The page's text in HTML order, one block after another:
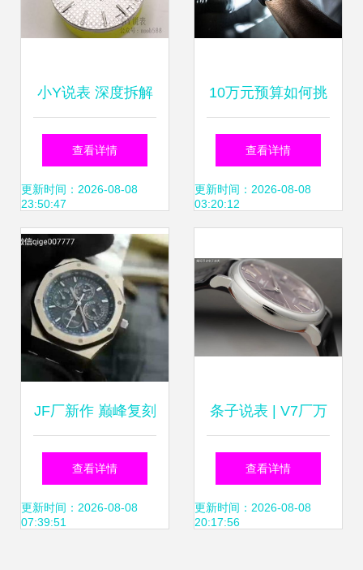
小Y说表 深度拆解
JF厂高仿爱彼皇家
橡树15400，兼谈
专业钟表寄卖服务
查看详情
更新时间：2026-08-08
23:50:47
10万元预算如何挑
选独立制表？新势
力品牌与钟表寄卖
查看详情
更新时间：2026-08-08
03:20:12
JF厂新作 巅峰复刻
AP皇家橡树26574
多功能腕表，蜗牛
查看详情
更新时间：2026-08-08
07:39:51
条子说表 | V7厂万
国七星怒荐佳作 女
款柏涛菲诺深度评
查看详情
更新时间：2026-08-08
20:17:56